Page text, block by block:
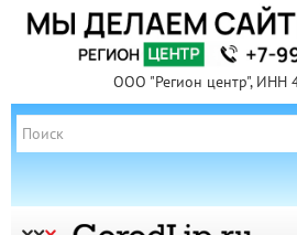
ООО "Регион центр", ИНН